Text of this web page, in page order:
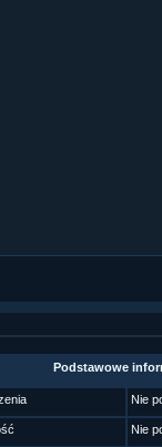
Podstawowe
Nie
Nie